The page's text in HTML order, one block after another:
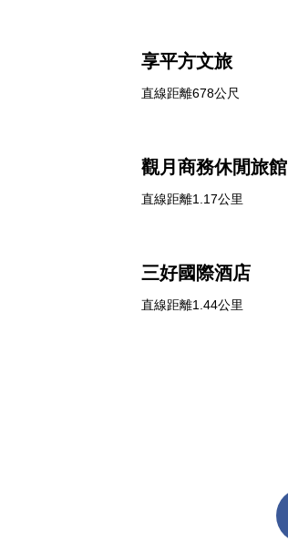
享平方文旅
直線距離678公尺
觀月商務休閒旅館
直線距離1.17公里
三好國際酒店
直線距離1.44公里